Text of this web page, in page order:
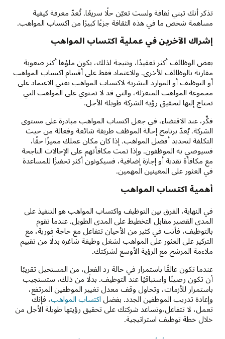
تذكر أنك تبني ثقافة ولست تعيّن حلًا سريعًا. تُعدّ معرفة كيفية
مساهمة شخص ما في هذه الثقافة جزءًا كبيرًا من اكتساب المواهب.
إشراك الآخرين في عملية اكتساب المواهب
بعض الوظائف أكثر تعقيدًا، ونتيجة لذلك، يكون ملؤها أكثر صعوبة
مقارنة بالوظائف الأخرى. والاعتماد فقط على أقسام اكتساب المواهب
أو التوظيف أو الموارد البشرية لاكتساب المواهب يعني الاعتماد على
مجموعة المواهب المنعزلة، والتي قد لا تحتوي على المواهب التي
تحتاج إليها لتحقيق رؤية الشركة طويلة الأجل.
فكِّر، عند الاقتضاء، في جعل اكتساب المواهب مبادرة على مستوى
الشركة. يُعدّ برنامج إحالة الموظف طريقة شائعة وفعالة من حيث
التكلفة لتحديد أفضل المواهب. إذا كان مكان عملك مميزًا حقًا،
فسيوصي به الموظفون. وإذا تمت مكافأتهم على الإحالات الناجحة
مع مكافأة نقدية أو إجازة إضافية، فسيكونون أكثر تحفيزًا للمساعدة
في العثور على المعينين المهمين.
أهمية اكتساب المواهب
في النهاية، الفرق بين التوظيف واكتساب المواهب هو التنفيذ على
المدى القصير مقابل التخطيط على المدى الطويل. عندما تقوم
بالتوظيف، فأنت في كثير من الأحيان تتفاعل مع حاجة فورية، مع
التركيز على العثور على المواهب لشغل وظيفة شاغرة بدلًا من تقييم
ملاءمة المرشح مع الرؤية الأوسع لشركتك.
عندما تكون عالقًا باستمرار في حالة رد الفعل، من المستحيل تقريبًا
أن تكون رصينًا واستباقيًا عند التوظيف. بدلًا من ذلك، ستستجيب
باستمرار للأزمات، وتحاول وقف معدل تغيير الموظفين المرتفع،
وإعادة تدريب الموظفين الجدد. بفضل اكتساب المواهب، فإنك
تعمل، لا تتفاعل،وتساعد شركتك على تحقيق رؤيتها طويلة الأجل من
خلال خطة توظيف استراتيجية.